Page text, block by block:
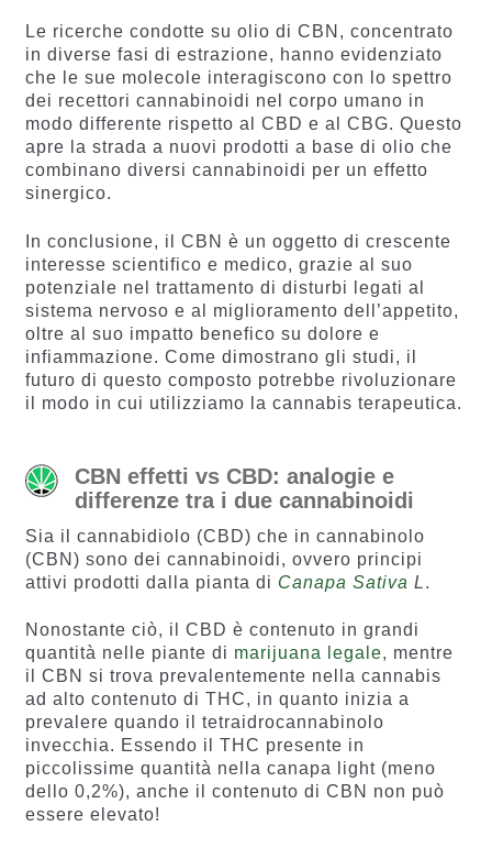
Le ricerche condotte su olio di CBN, concentrato
in diverse fasi di estrazione, hanno evidenziato
che le sue molecole interagiscono con lo spettro
dei recettori cannabinoidi nel corpo umano in
modo differente rispetto al CBD e al CBG. Questo
apre la strada a nuovi prodotti a base di olio che
combinano diversi cannabinoidi per un effetto
sinergico.
In conclusione, il CBN è un oggetto di crescente
interesse scientifico e medico, grazie al suo
potenziale nel trattamento di disturbi legati al
sistema nervoso e al miglioramento dell’appetito,
oltre al suo impatto benefico su dolore e
infiammazione. Come dimostrano gli studi, il
futuro di questo composto potrebbe rivoluzionare
il modo in cui utilizziamo la cannabis terapeutica.
CBN effetti vs CBD: analogie e
differenze tra i due cannabinoidi
Sia il cannabidiolo (CBD) che in cannabinolo
(CBN) sono dei cannabinoidi, ovvero principi
attivi prodotti dalla pianta di Canapa Sativa L.
Nonostante ciò, il CBD è contenuto in grandi
quantità nelle piante di marijuana legale, mentre
il CBN si trova prevalentemente nella cannabis
ad alto contenuto di THC, in quanto inizia a
prevalere quando il tetraidrocannabinolo
invecchia. Essendo il THC presente in
piccolissime quantità nella canapa light (meno
dello 0,2%), anche il contenuto di CBN non può
essere elevato!